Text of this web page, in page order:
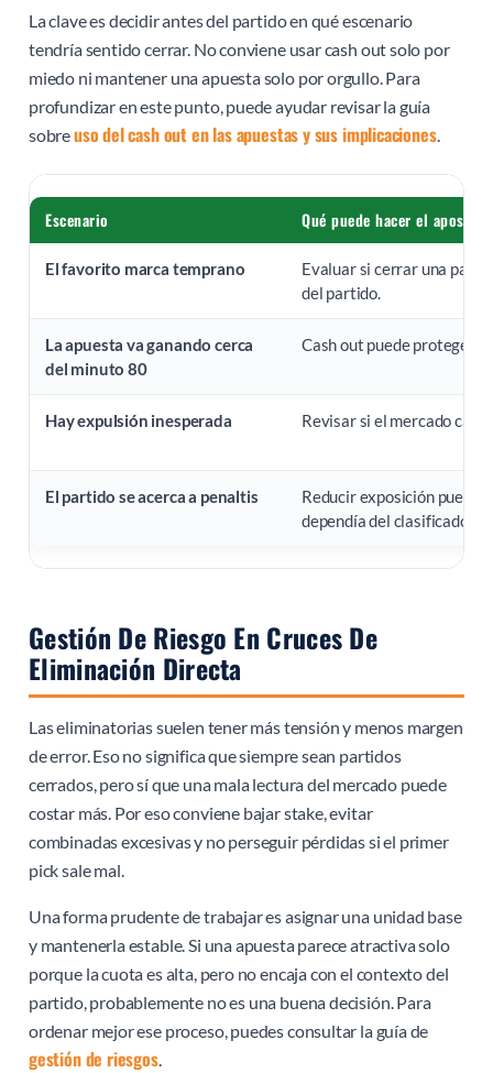
La clave es decidir antes del partido en qué escenario
tendría sentido cerrar. No conviene usar cash out solo por
miedo ni mantener una apuesta solo por orgullo. Para
profundizar en este punto, puede ayudar revisar la guía
sobreuso del cash out en las apuestas y sus implicaciones.
Escenario Qué puede hacer el
El favorito marca temprano
Evaluar si cerrar una
del partido.
La apuesta va ganando cerca
del minuto 80
Cash out puede proteger
Hay expulsión inesperada Revisar si el mercado
El partido se acerca a penaltis
Reducir exposición puede
dependía del clasificado.
Gestión De Riesgo En Cruces De
Eliminación Directa
Las eliminatorias suelen tener más tensión y menos margen
de error. Eso no significa que siempre sean partidos
cerrados, pero sí que una mala lectura del mercado puede
costar más. Por eso conviene bajar stake, evitar
combinadas excesivas y no perseguir pérdidas si el primer
pick sale mal.
Una forma prudente de trabajar es asignar una unidad base
y mantenerla estable. Si una apuesta parece atractiva solo
porque la cuota es alta, pero no encaja con el contexto del
partido, probablemente no es una buena decisión. Para
ordenar mejor ese proceso, puedes consultar la guía de
gestión de riesgos.